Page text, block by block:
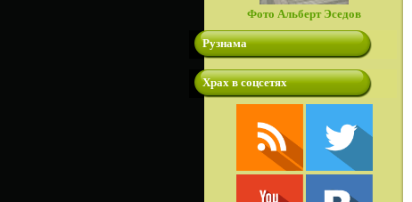
Фото Альберт Эседов
Рузнама
Храх в соцсетях